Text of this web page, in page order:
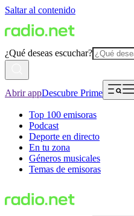
Saltar al contenido
¿Qué deseas escuchar?
Abrir appDescubre Prime
Top 100 emisoras
Podcast
Deporte en directo
En tu zona
Géneros musicales
Temas de emisoras